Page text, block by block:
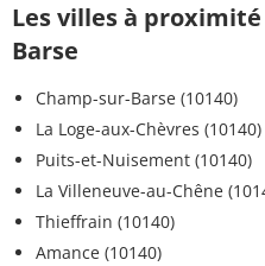
Les villes à
Barse
Champ-sur-Barse (10140)
La Loge-aux-Chèvres (10140)
Puits-et-Nuisement (10140)
La Villeneuve-au-Chêne
Thieffrain (10140)
Amance (10140)